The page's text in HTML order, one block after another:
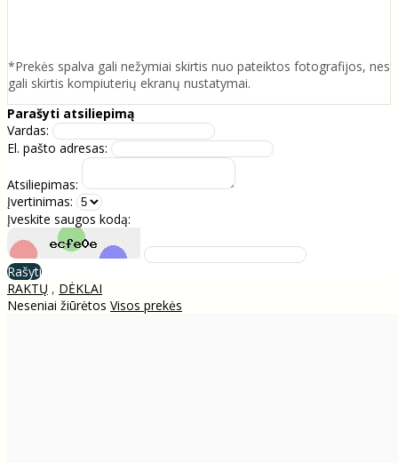
*Prekės spalva gali nežymiai skirtis nuo pateiktos fotografijos, nes
gali skirtis kompiuterių ekranų nustatymai.
Parašyti atsiliepimą
Vardas:
El. pašto adresas:
Atsiliepimas:
Įvertinimas:
Įveskite saugos kodą:
Rašyti
RAKTŲ , DĖKLAI
Neseniai žiūrėtos Visos prekės